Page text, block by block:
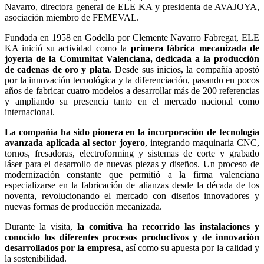
Navarro, directora general de ELE KA y presidenta de AVAJOYA,
asociación miembro de FEMEVAL.
Fundada en 1958 en Godella por Clemente Navarro Fabregat, ELE
KA inició su actividad como la primera fábrica mecanizada de
joyería de la Comunitat Valenciana, dedicada a la producción
de cadenas de oro y plata. Desde sus inicios, la compañía apostó
por la innovación tecnológica y la diferenciación, pasando en pocos
años de fabricar cuatro modelos a desarrollar más de 200 referencias
y ampliando su presencia tanto en el mercado nacional como
internacional.
La compañía ha sido pionera en la incorporación de tecnología
avanzada aplicada al sector joyero, integrando maquinaria CNC,
tornos, fresadoras, electroforming y sistemas de corte y grabado
láser para el desarrollo de nuevas piezas y diseños. Un proceso de
modernización constante que permitió a la firma valenciana
especializarse en la fabricación de alianzas desde la década de los
noventa, revolucionando el mercado con diseños innovadores y
nuevas formas de producción mecanizada.
Durante la visita, la comitiva ha recorrido las instalaciones y
conocido los diferentes procesos productivos y de innovación
desarrollados por la empresa, así como su apuesta por la calidad y
la sostenibilidad.